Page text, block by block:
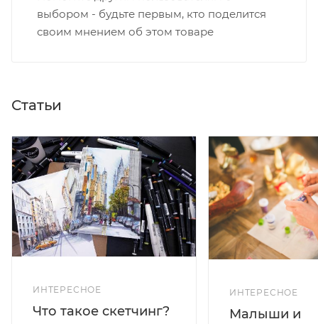
выбором - будьте первым, кто поделится
своим мнением об этом товаре
Статьи
ИНТЕРЕСНОЕ
Что такое скетчинг?
ИНТЕРЕСНОЕ
Малыши и